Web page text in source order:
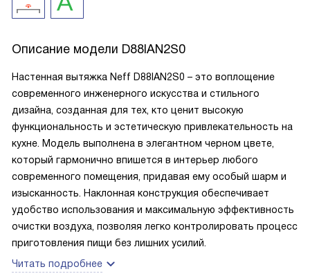
Описание модели D88IAN2S0
Настенная вытяжка Neff D88IAN2S0 – это воплощение
современного инженерного искусства и стильного
дизайна, созданная для тех, кто ценит высокую
функциональность и эстетическую привлекательность на
кухне. Модель выполнена в элегантном черном цвете,
который гармонично впишется в интерьер любого
современного помещения, придавая ему особый шарм и
изысканность. Наклонная конструкция обеспечивает
удобство использования и максимальную эффективность
очистки воздуха, позволяя легко контролировать процесс
приготовления пищи без лишних усилий.
Читать подробнее